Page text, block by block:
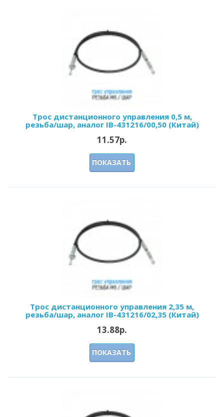
Трос дистанционного управления 0,5 м,
резьба/шар, аналог IB-431216/00,50 (Китай)
11.57р.
ПОКАЗАТЬ
Трос дистанционного управления 2,35 м,
резьба/шар, аналог IB-431216/02,35 (Китай)
13.88р.
ПОКАЗАТЬ